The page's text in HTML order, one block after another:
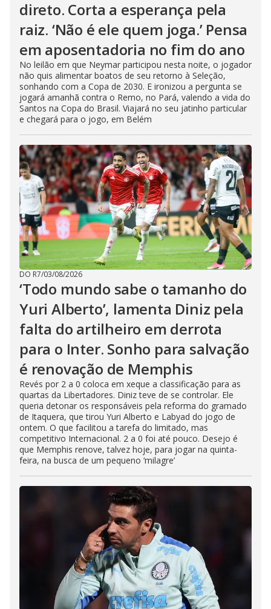
direto. Corta a esperança pela
raiz. ‘Não é ele quem joga.’ Pensa
em aposentadoria no fim do ano
No leilão em que Neymar participou nesta noite, o jogador
não quis alimentar boatos de seu retorno à Seleção,
sonhando com a Copa de 2030. E ironizou a pergunta se
jogará amanhã contra o Remo, no Pará, valendo a vida do
Santos na Copa do Brasil. Viajará no seu jatinho particular
e chegará para o jogo, em Belém
DO R7/03/08/2026
‘Todo mundo sabe o tamanho do
Yuri Alberto’, lamenta Diniz pela
falta do artilheiro em derrota
para o Inter. Sonho para salvação
é renovação de Memphis
Revés por 2 a 0 coloca em xeque a classificação para as
quartas da Libertadores. Diniz teve de se controlar. Ele
queria detonar os responsáveis pela reforma do gramado
de Itaquera, que tirou Yuri Alberto e Labyad do jogo de
ontem. O que facilitou a tarefa do limitado, mas
competitivo Internacional. 2 a 0 foi até pouco. Desejo é
que Memphis renove, talvez hoje, para jogar na quinta-
feira, na busca de um pequeno ‘milagre’